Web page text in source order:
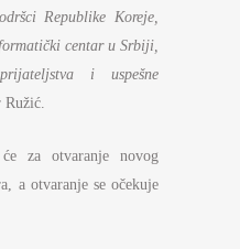
Republike Koreje,
centar u Srbiji,
i uspešne
Ružić.
za otvaranje novog
a otvaranje se očekuje